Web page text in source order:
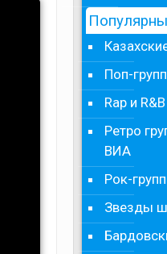
Поп-
Rap и R&B
Ретро
ВИА
Рок-
Звезды